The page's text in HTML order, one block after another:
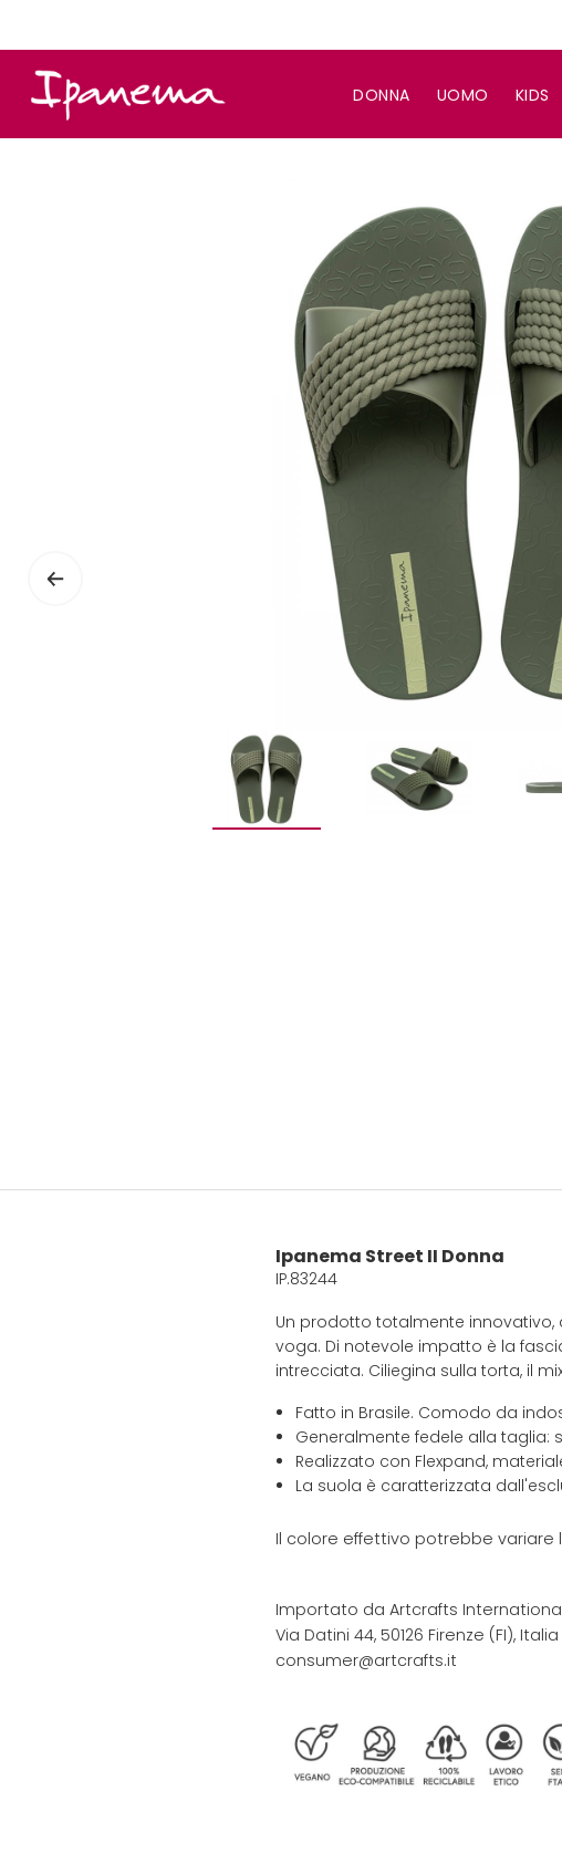
DONNA UOMO KIDS
Ipanema Street II Donna
IP.83244
Un prodotto totalmente
voga. Di notevole impatto è la
intrecciata. Ciliegina sulla torta, il
Fatto in Brasile. Comodo da
Generalmente fedele alla taglia:
Realizzato con Flexpand,
La suola è caratterizzata
Il colore effettivo potrebbe
Importato da Artcrafts
Via Datini 44, 50126 Firenze (FI), Italia
consumer@artcrafts.it